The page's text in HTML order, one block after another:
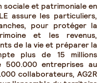
et patrimoniale en
assure les particuliers,
pour protéger la
et les revenus,
de la vie et préparer la
plus de 15 millions
500.000 entreprises au
collaborateurs, AG2R